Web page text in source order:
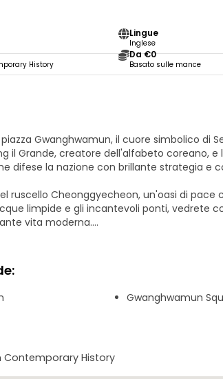
Lingue
Inglese
History
Da €0
Basato sulle mance
Gwanghwamun, il cuore simbolico di
il Grande, creatore dell'alfabeto coreano, e
difese la nazione con brillante strategia e
ruscello Cheonggyecheon, un'oasi di
limpide e gli incantevoli ponti, vedrete
vita moderna.
di riunificazione. Alla fine, vivrete
vivente di coraggio, creatività e
Gwanghwamun
Contemporary History